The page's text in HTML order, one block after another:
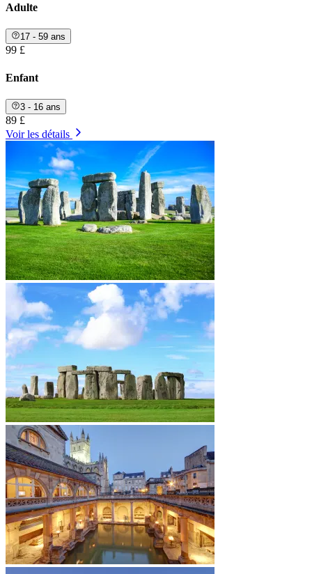
Adulte
17 - 59 ans
99 £
Enfant
3 - 16 ans
89 £
Voir les détails